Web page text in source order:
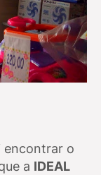
encontrar o
a IDEAL